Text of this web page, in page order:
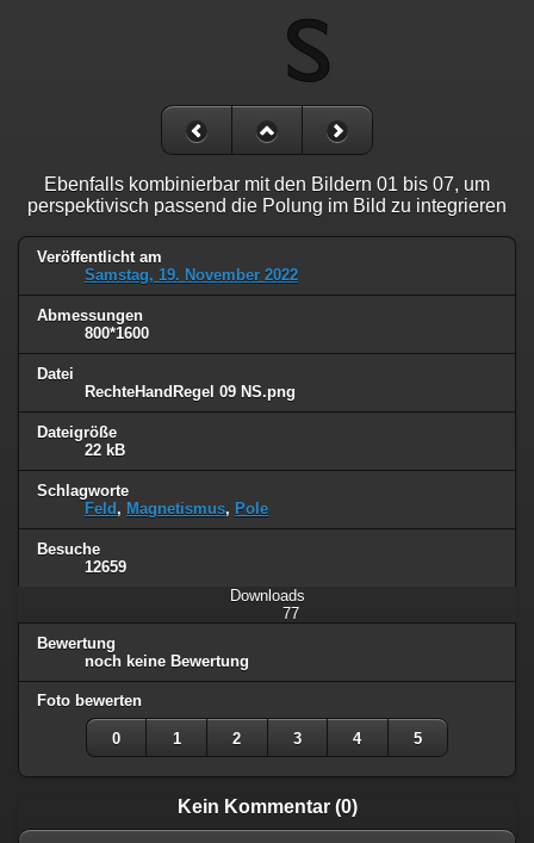
Ebenfalls kombinierbar mit den Bildern 01 bis 07, um
perspektivisch passend die Polung im Bild zu integrieren
Veröffentlicht am
Samstag, 19. November 2022
Abmessungen
800*1600
Datei
RechteHandRegel 09 NS.png
Dateigröße
22 kB
Schlagworte
Feld , Magnetismus, Pole
Besuche
12659
Downloads
77
Bewertung
noch keine Bewertung
Foto bewerten
0 1 2 3 4 5
Kein Kommentar (0)